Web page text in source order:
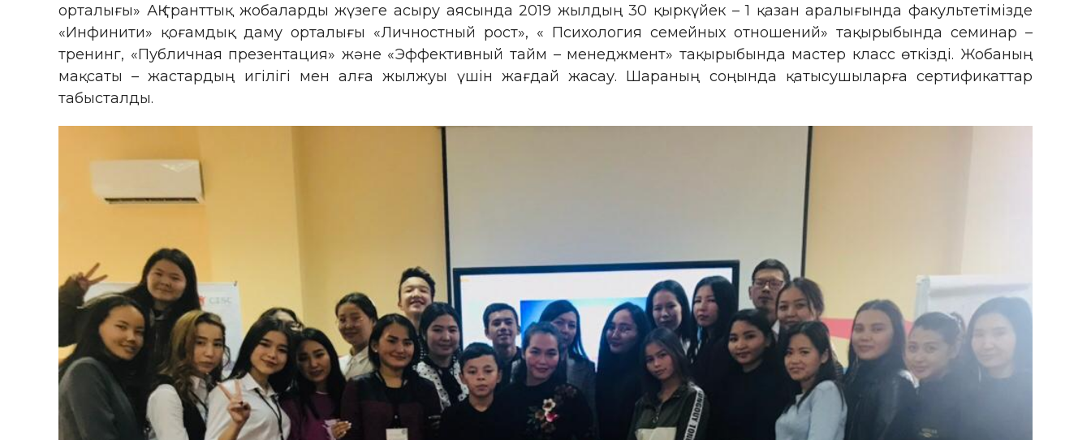
орталығы» АҚ гранттық жобаларды жүзеге асыру аясында 2019 жылдың 30 қыркүйек – 1 қазан аралығында факультетімізде
«Инфинити» қоғамдық даму орталығы «Личностный рост», « Психология семейных отношений» тақырыбында семинар –
тренинг, «Публичная презентация» және «Эффективный тайм – менеджмент» тақырыбында мастер класс өткізді. Жобаның
мақсаты – жастардың игілігі мен алға жылжуы үшін жағдай жасау. Шараның соңында қатысушыларға сертификаттар
табысталды.